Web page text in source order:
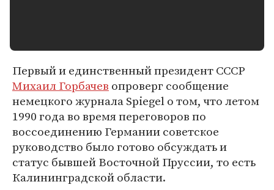
Первый и единственный президент СССР
Михаил Горбачев опроверг сообщение
немецкого журнала Spiegel о том, что летом
1990 года во время переговоров по
воссоединению Германии советское
руководство было готово обсуждать и
статус бывшей Восточной Пруссии, то есть
Калининградской области.